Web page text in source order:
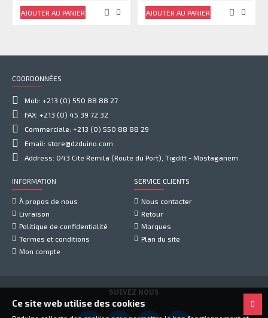
AJOUTER AU PANIER AJOUTER AU PANIER
COORDONNÉES
Mob: +213 (0) 550 88 88 27
FAX: +213 (0) 45 39 72 32
Commerciale: +213 (0) 550 88 88 29
Email: store@dzduino.com
Address: 043 Cite Remila (Route du Port), Tigditt - Mostaganem
INFORMATION
À propos de nous
Livraison
Politique de confidentialité
Termes et conditions
Mon compte
SERVICE CLIENTS
Nous contacter
Retour
Marques
Plan du site
SUIVEZ NOUS
Ce site web utilise des cookies